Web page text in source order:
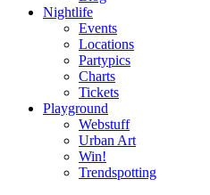
Nightlife
Events
Locations
Partypics
Charts
Tickets
Playground
Webstuff
Urban Art
Win!
Trendspotting